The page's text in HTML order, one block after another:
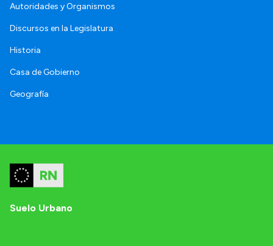
Autoridades y Organismos
Discursos en la Legislatura
Historia
Casa de Gobierno
Geografía
Suelo Urbano